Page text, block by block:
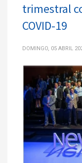
trimestral
COVID-19
DOMINGO, 05 ABRIL